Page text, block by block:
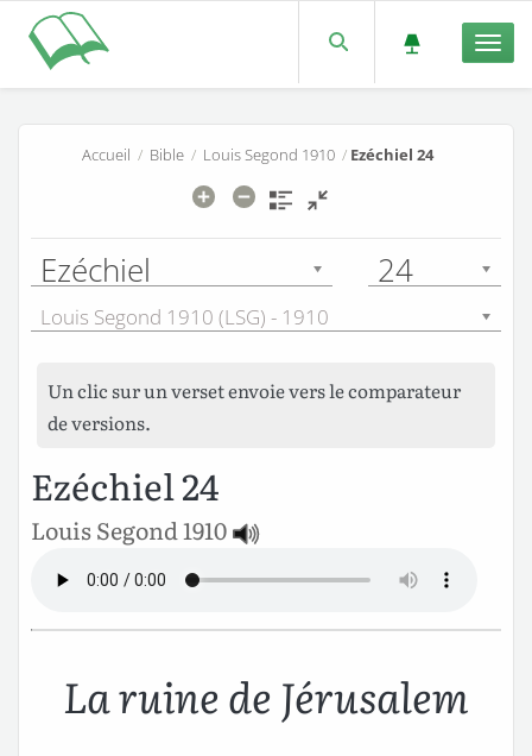
Accueil / Bible / Louis Segond 1910 / Ezéchiel 24
Ezéchiel 24
Louis Segond 1910 (LSG) - 1910
Un clic sur un verset envoie vers le comparateur
de versions.
Ezéchiel 24
Louis Segond 1910
La ruine de Jérusalem